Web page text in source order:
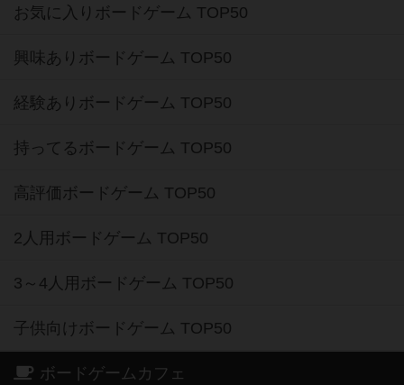
お気に入りボードゲーム TOP50
興味ありボードゲーム TOP50
経験ありボードゲーム TOP50
持ってるボードゲーム TOP50
高評価ボードゲーム TOP50
2人用ボードゲーム TOP50
3～4人用ボードゲーム TOP50
子供向けボードゲーム TOP50
ボードゲームカフェ